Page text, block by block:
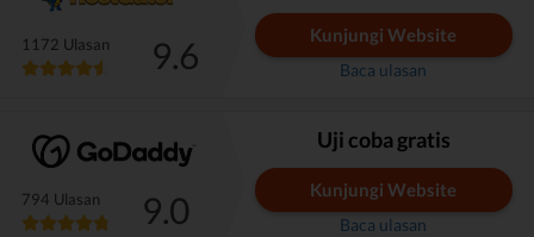
1172 Ulasan 9.6 Kunjungi Website
Baca ulasan
794 Ulasan 9.0
Uji coba gratis
Kunjungi Website
Baca ulasan